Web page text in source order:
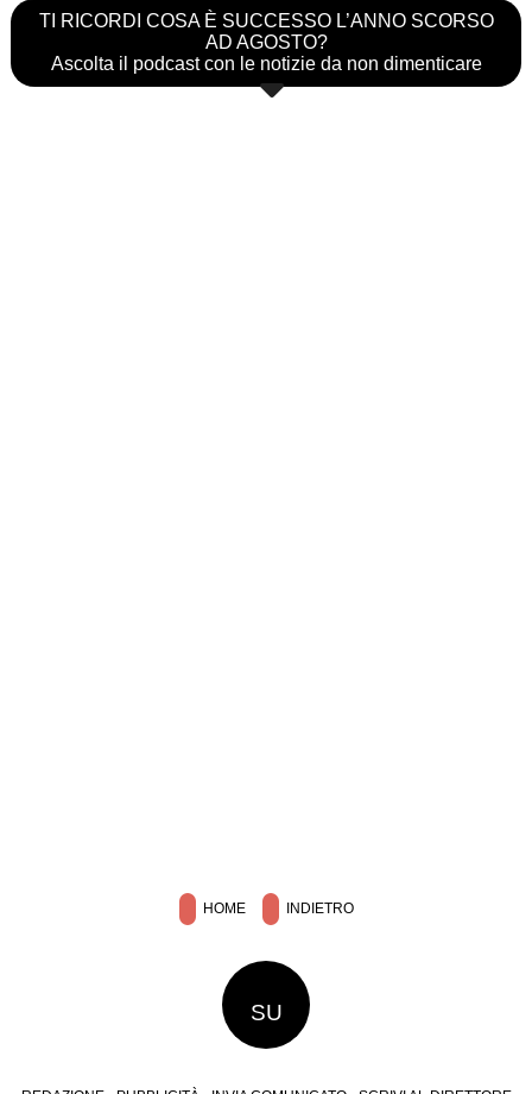
TI RICORDI COSA È SUCCESSO L’ANNO SCORSO
AD AGOSTO?
Ascolta il podcast con le notizie da non dimenticare
HOME INDIETRO
SU